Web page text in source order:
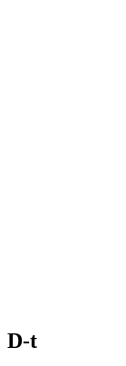
D-t